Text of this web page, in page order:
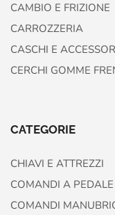
CAMBIO E FRIZIONE
CARROZZERIA
CASCHI E
CERCHI GOMME
CATEGORIE
CHIAVI E ATTREZZI
COMANDI A PEDALE
COMANDI